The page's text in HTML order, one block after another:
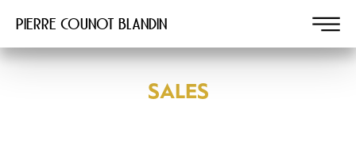
Pierre COUNOT BLANDIN
SALES